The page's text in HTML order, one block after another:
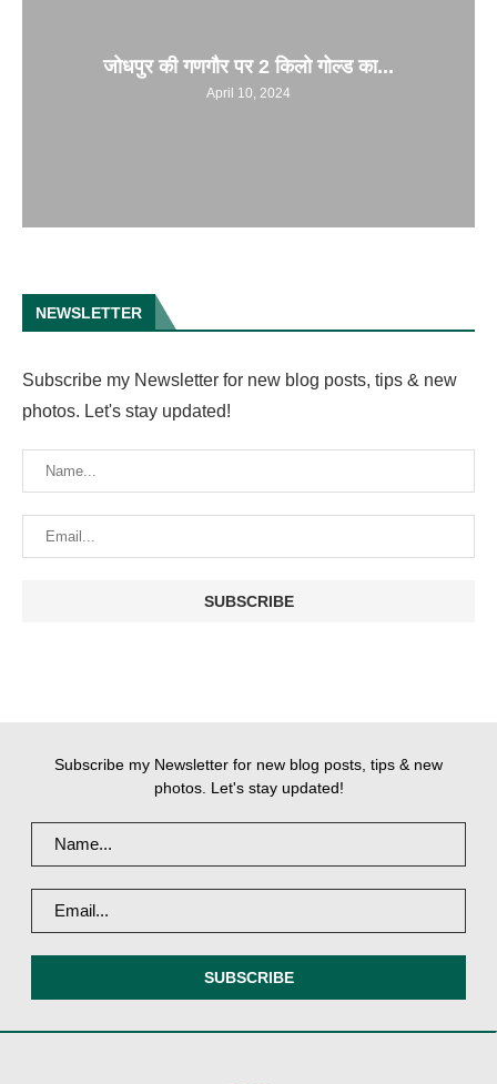
जोधपुर की गणगौर पर 2 किलो गोल्ड का...
April 10, 2024
NEWSLETTER
Subscribe my Newsletter for new blog posts, tips & new
photos. Let's stay updated!
Subscribe my Newsletter for new blog posts, tips & new
photos. Let's stay updated!